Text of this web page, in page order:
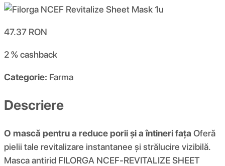
47.37 RON
2 %cashback
Categorie: Farma
Descriere
O mască pentru a reduce porii și a întineri fața Oferă
pielii tale revitalizare instantanee și strălucire vizibilă.
Masca antirid FILORGA NCEF-REVITALIZE SHEET